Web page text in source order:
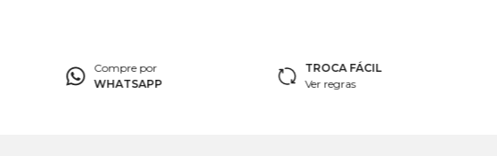
Compre por
WHATSAPP
TROCA FÁCIL
Ver regras